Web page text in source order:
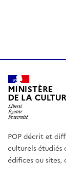
MINISTÈRE
DE LA
POP décrit et
culturels étudiés
édifices ou sites,